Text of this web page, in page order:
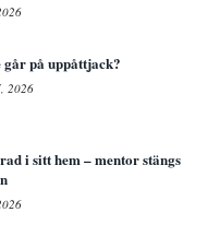
går på uppåttjack?
2026
i sitt hem – mentor stängs